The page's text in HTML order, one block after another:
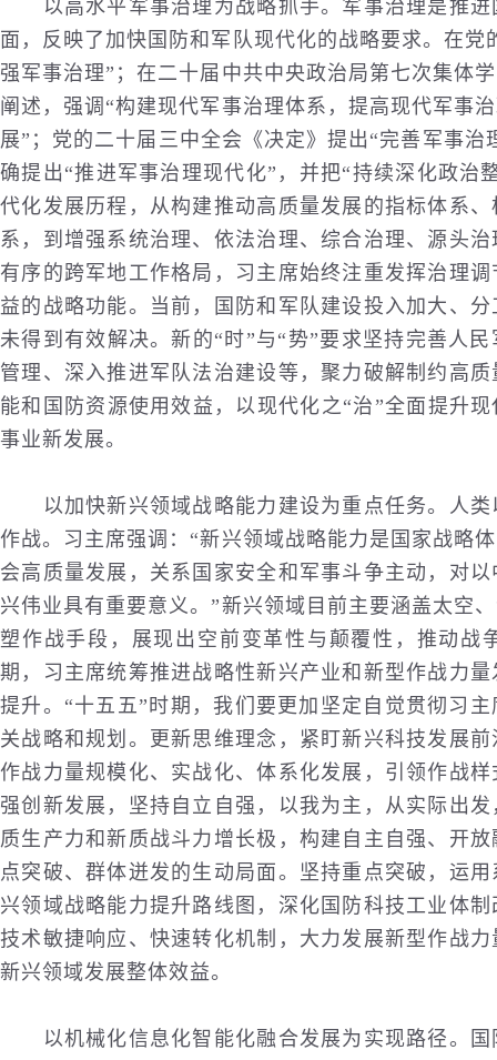
以高水平军事治理为战略抓手。军事治理是推进
面，反映了加快国防和军队现代化的战略要求。在
强军事治理”；在二十届中共中央政治局第七次集体
阐述，强调“构建现代军事治理体系，提高现代军事
展”；党的二十届三中全会《决定》提出“完善军事
确提出“推进军事治理现代化”，并把“持续深化政治
代化发展历程，从构建推动高质量发展的指标体系
系，到增强系统治理、依法治理、综合治理、源头
有序的跨军地工作格局，习主席始终注重发挥治理
益的战略功能。当前，国防和军队建设投入加大、
未得到有效解决。新的“时”与“势”要求坚持完善人
管理、深入推进军队法治建设等，聚力破解制约高
能和国防资源使用效益，以现代化之“治”全面提升
事业新发展。
以加快新兴领域战略能力建设为重点任务。人类
作战。习主席强调：“新兴领域战略能力是国家战略
会高质量发展，关系国家安全和军事斗争主动，对
兴伟业具有重要意义。”新兴领域目前主要涵盖太空
塑作战手段，展现出空前变革性与颠覆性，推动战
期，习主席统筹推进战略性新兴产业和新型作战力
提升。“十五五”时期，我们要更加坚定自觉贯彻习
关战略和规划。更新思维理念，紧盯新兴科技发展
作战力量规模化、实战化、体系化发展，引领作战
强创新发展，坚持自立自强，以我为主，从实际出
质生产力和新质战斗力增长极，构建自主自强、开
点突破、群体迸发的生动局面。坚持重点突破，运
兴领域战略能力提升路线图，深化国防科技工业体
技术敏捷响应、快速转化机制，大力发展新型作战
新兴领域发展整体效益。
以机械化信息化智能化融合发展为实现路径。国